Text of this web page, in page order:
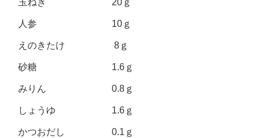
玉ねぎ 20ｇ
人参 10ｇ
えのきたけ 8ｇ
砂糖 1.6ｇ
みりん 0.8ｇ
しょうゆ 1.6ｇ
かつおだし 0.1ｇ